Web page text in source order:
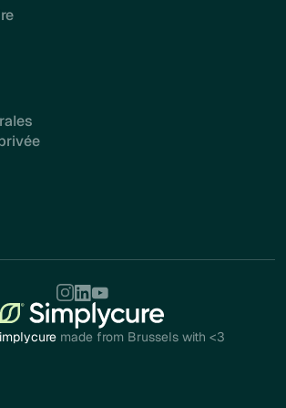
made from Brussels with <3